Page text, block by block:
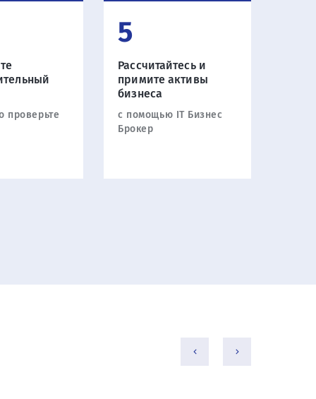
проверьте
5
Рассчитайтесь и
примите активы
бизнеса
с помощью IT Бизнес
Брокер